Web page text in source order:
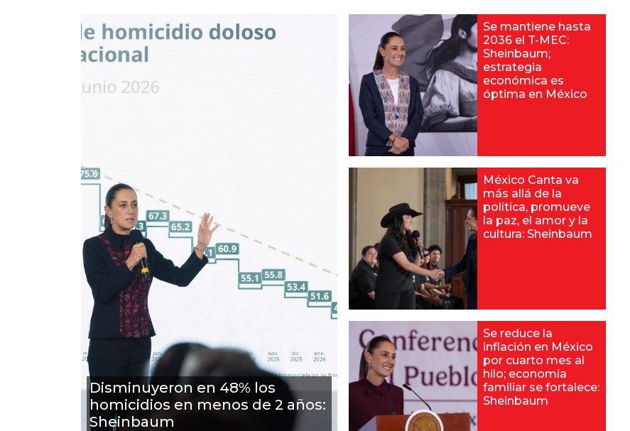
Disminuyeron en 48% los
homicidios en menos de 2 años:
Sheinbaum
Se mantiene hasta
2036 el T-MEC:
Sheinbaum;
estrategia
económica es
óptima en México
México Canta va
más allá de la
política, promueve
la paz, el amor y la
cultura: Sheinbaum
Se reduce la
inflación en México
por cuarto mes al
hilo; economía
familiar se fortalece:
Sheinbaum